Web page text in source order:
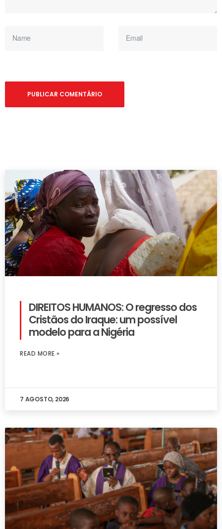
DIREITOS HUMANOS: O regresso dos
Cristãos do Iraque: um possível
modelo para a Nigéria
READ MORE »
7 AGOSTO, 2026